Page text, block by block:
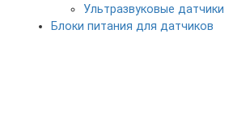
Ультразвуковые датчики
Блоки питания для датчиков